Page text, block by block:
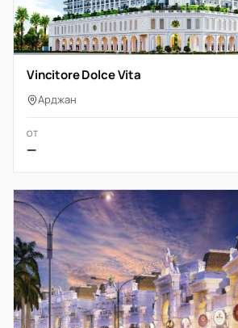
Vincitore Dolce Vita
Арджан
ОТ
—